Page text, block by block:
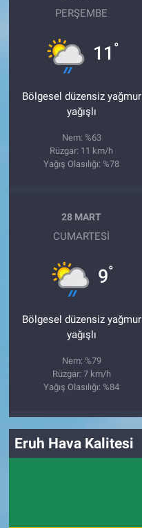
PERŞEMBE
11 °
Bölgesel düzensiz yağmur
yağışlı
Nem: %63
Rüzgar: 11 km/h
Yağış Olasılığı: %78
28 MART
CUMARTESI
9°
Bölgesel düzensiz yağmur
yağışlı
Nem: %79
Rüzgar: 7 km/h
Yağış Olasılığı: %84
Eruh Hava Kalitesi